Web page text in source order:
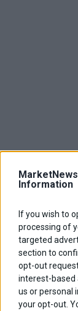
Information
If you wish to
processing of
targeted
section to
opt-out
interest-based
us or personal
your opt-out.